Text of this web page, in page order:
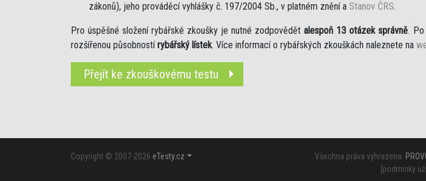
zákonů), jeho prováděcí vyhlášky č. 197/2004 Sb., v platném znění a Stanov ČRS.
Pro úspěšné složení rybářské zkoušky je nutné zodpovědětalespoň 13 otázek správně. Po
rozšířenou působnostírybářský lístek. Více informací o rybářských zkouškách naleznete na
Přejít ke zkouškovému testu
Copyright © 2007-2026 eTesty.cz Všechna práva vyhrazena.
podmínky